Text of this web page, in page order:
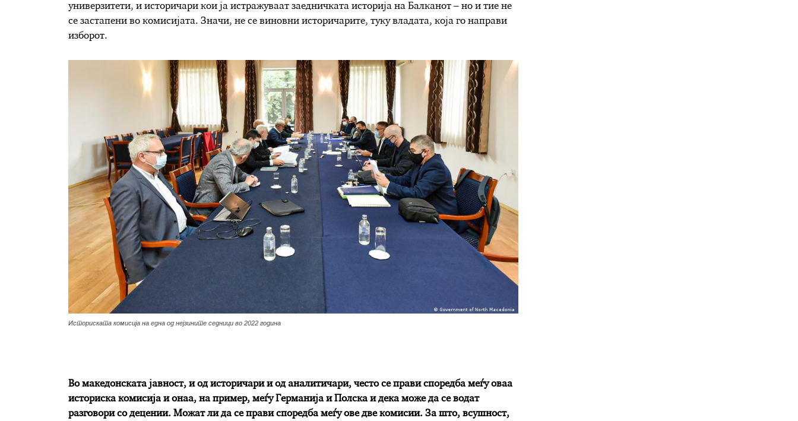
универзитети, и историчари кои ја истражуваат заедничката историја на Балканот – но и тие не
се застапени во комисијата. Значи, не се виновни историчарите, туку владата, која го направи
изборот.
Историската комисија на една од нејзините седници во 2022 година
Во македонската јавност, и од историчари и од аналитичари, често се прави споредба меѓу оваа
историска комисија и онаа, на пример, меѓу Германија и Полска и дека може да се водат
разговори со децении. Можат ли да се прави споредба меѓу ове две комисии. За што, всушност,